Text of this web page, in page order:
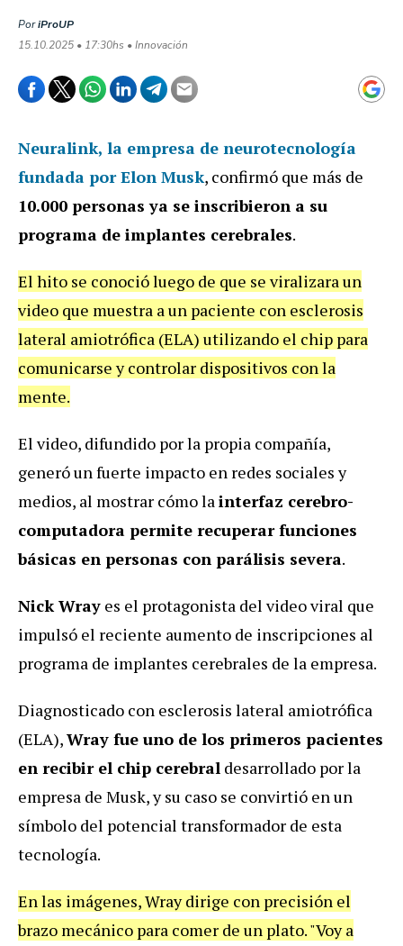
PoriProUP
15.10.2025 • 17:30hs • Innovación
Neuralink, la empresa de neurotecnología
fundada por Elon Musk, confirmó que más de
10.000 personas ya se inscribieron a su
programa de implantes cerebrales.
El hito se conoció luego de que se viralizara un
video que muestra a un paciente con esclerosis
lateral amiotrófica (ELA) utilizando el chip para
comunicarse y controlar dispositivos con la
mente.
El video, difundido por la propia compañía,
generó un fuerte impacto en redes sociales y
medios, al mostrar cómo lainterfaz cerebro-
computadora permite recuperar funciones
básicas en personas con parálisis severa.
Nick Wray es el protagonista del video viral que
impulsó el reciente aumento de inscripciones al
programa de implantes cerebrales de la empresa.
Diagnosticado con esclerosis lateral amiotrófica
(ELA),Wray fue uno de los primeros pacientes
en recibir el chip cerebral desarrollado por la
empresa de Musk, y su caso se convirtió en un
símbolo del potencial transformador de esta
tecnología.
En las imágenes, Wray dirige con precisión el
brazo mecánico para comer de un plato. "Voy a